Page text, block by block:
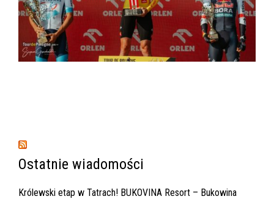
Ostatnie wiadomości
Królewski etap w Tatrach! BUKOVINA Resort – Bukowina